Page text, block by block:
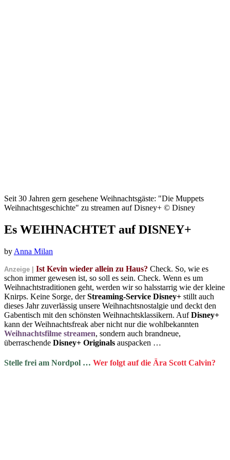
Seit 30 Jahren gern gesehene Weihnachtsgäste: "Die Muppets
Weihnachtsgeschichte" zu streamen auf Disney+ © Disney
Es WEIHNACHTET auf DISNEY+
by Anna Milan
Anzeige | Ist Kevin wieder allein zu Haus? Check. So, wie es
schon immer gewesen ist, so soll es sein. Check. Wenn es um
Weihnachtstraditionen geht, werden wir so halsstarrig wie der kleine
Knirps. Keine Sorge, derStreaming-Service Disney+ stillt auch
dieses Jahr zuverlässig unsere Weihnachtsnostalgie und deckt den
Gabentisch mit den schönsten Weihnachtsklassikern. AufDisney+
kann der Weihnachtsfreak aber nicht nur die wohlbekannten
Weihnachtsfilme streamen, sondern auch brandneue,
überraschende Disney+ Originals auspacken …
Stelle frei am Nordpol … Wer folgt auf die Ära Scott Calvin?